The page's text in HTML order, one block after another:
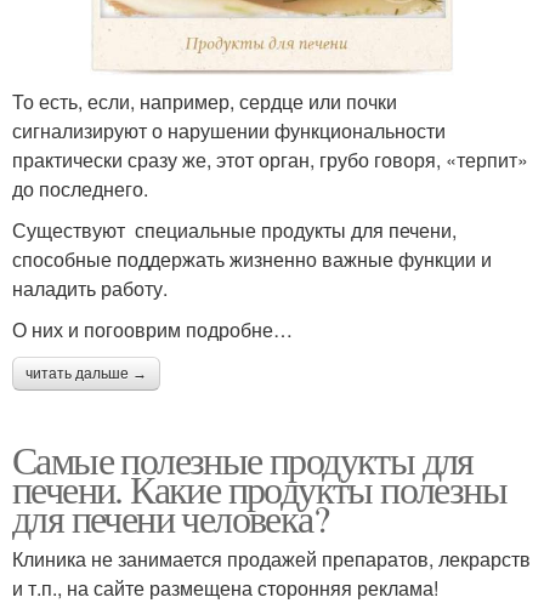
То есть, если, например, сердце или почки
сигнализируют о нарушении функциональности
практически сразу же, этот орган, грубо говоря, «терпит»
до последнего.
Существуют специальные продукты для печени,
способные поддержать жизненно важные функции и
наладить работу.
О них и погооврим подробне…
читать дальше →
Самые полезные продукты для
печени. Какие продукты полезны
для печени человека?
Клиника не занимается продажей препаратов, лекрарств
и т.п., на сайте размещена сторонняя реклама!